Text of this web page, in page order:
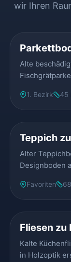
wir Ihren
Alte
1. Bezirk 45
Teppich
Alter
Designboden
Favoriten
Fliesen zu
Kalte
in Holzoptik